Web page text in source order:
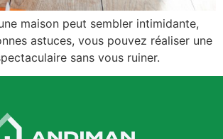
maison peut sembler intimidante,
astuces, vous pouvez réaliser une
sans vous ruiner.